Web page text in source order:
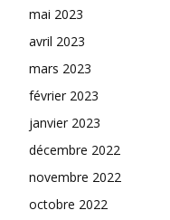
mai 2023
avril 2023
mars 2023
février 2023
janvier 2023
décembre 2022
novembre 2022
octobre 2022